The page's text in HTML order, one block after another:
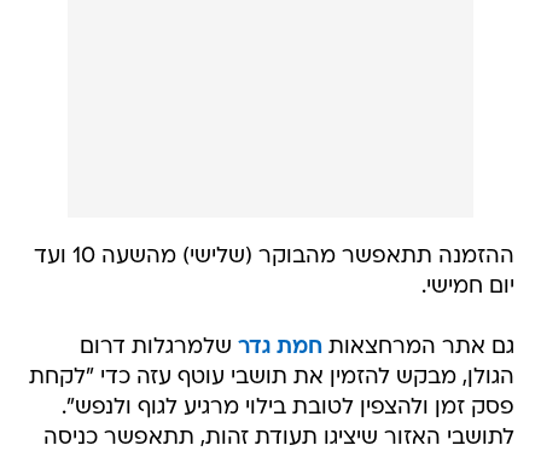
ההזמנה תתאפשר מהבוקר (שלישי) מהשעה 10 ועד
יום חמישי.
גם אתר המרחצאותחמת גדר שלמרגלות דרום
הגולן, מבקש להזמין את תושבי עוטף עזה כדי "לקחת
פסק זמן ולהצפין לטובת בילוי מרגיע לגוף ולנפש".
לתושבי האזור שיציגו תעודת זהות, תתאפשר כניסה